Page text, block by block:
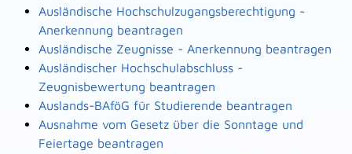
Ausländische Hochschulzugangsberechtigung -
Anerkennung beantragen
Ausländische Zeugnisse - Anerkennung beantragen
Ausländischer Hochschulabschluss -
Zeugnisbewertung beantragen
Auslands-BAföG für Studierende beantragen
Ausnahme vom Gesetz über die Sonntage und
Feiertage beantragen